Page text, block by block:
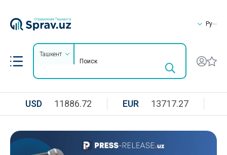
Ру
Ташкент
USD 11886.72 EUR 13717.27